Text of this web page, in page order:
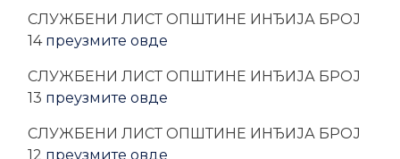
CЛУЖБЕНИ ЛИСТ ОПШТИНЕ ИНЂИЈА БРОЈ
14 преузмите овде
CЛУЖБЕНИ ЛИСТ ОПШТИНЕ ИНЂИЈА БРОЈ
13 преузмите овде
CЛУЖБЕНИ ЛИСТ ОПШТИНЕ ИНЂИЈА БРОЈ
12 преузмите овде